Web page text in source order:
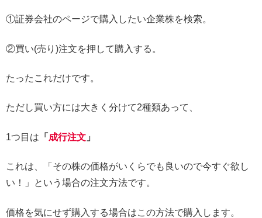
①証券会社のページで購入したい企業株を検索。
②買い(売り)注文を押して購入する。
たったこれだけです。
ただし買い方には大きく分けて2種類あって、
1つ目は 「 成行注文 」
これは、「その株の価格がいくらでも良いので今すぐ欲し
い！」という場合の注文方法です。
価格を気にせず購入する場合はこの方法で購入します。